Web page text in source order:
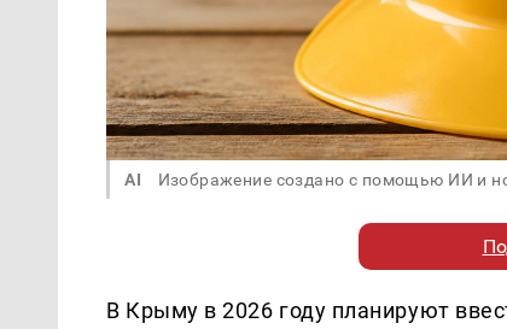
AI Изображение создано с помощью ИИ и
В Крыму в 2026 году планируют